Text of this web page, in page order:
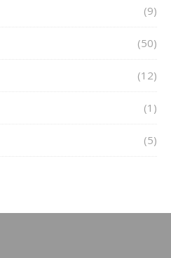
(9)
(50)
(12)
(1)
(5)